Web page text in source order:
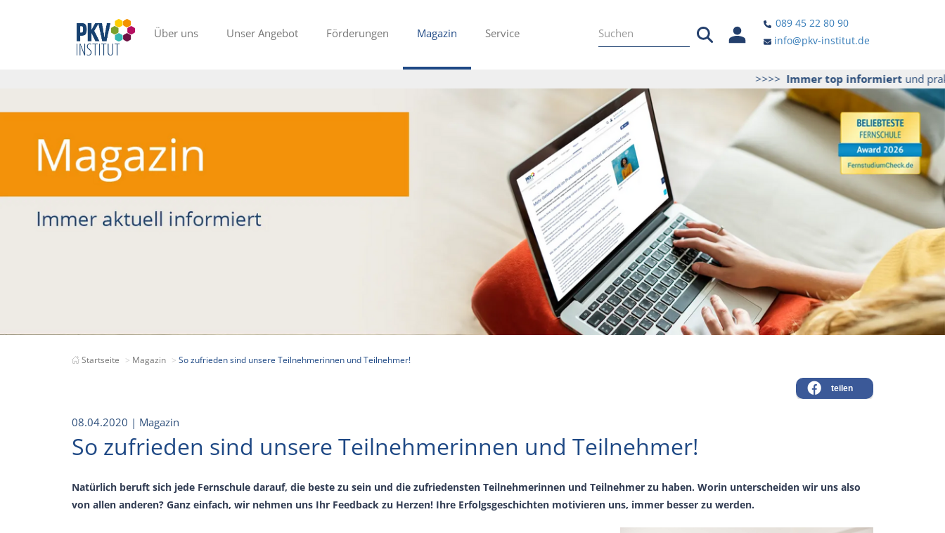
Über uns Unser Angebot Förderungen Magazin Service
089 45 22 80 90
info@pkv-institut.de
>>>>Immer top informiertund
Startseite Magazin So zufrieden sind unsere Teilnehmerinnen und Teilnehmer!
teilen
08.04.2020 | Magazin
So zufrieden sind unsere Teilnehmerinnen und Teilnehmer!
Natürlich beruft sich jede Fernschule darauf, die beste zu sein und die zufriedensten Teilnehmerinnen und Teilnehmer zu haben. Worin unterscheiden wir uns also
von allen anderen? Ganz einfach, wir nehmen uns Ihr Feedback zu Herzen! Ihre Erfolgsgeschichten motivieren uns, immer besser zu werden.